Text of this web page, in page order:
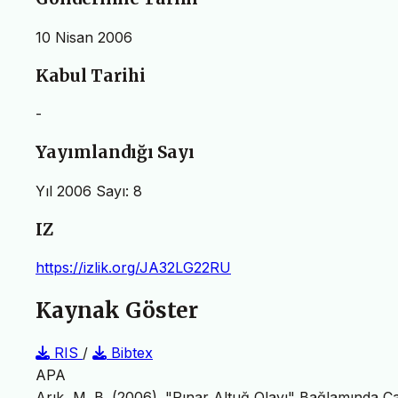
10 Nisan 2006
Kabul Tarihi
-
Yayımlandığı Sayı
Yıl 2006 Sayı: 8
IZ
https://izlik.org/JA32LG22RU
Kaynak Göster
RIS /
Bibtex
APA